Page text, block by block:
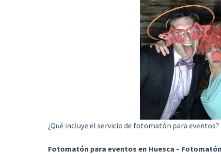
¿Qué incluye el servicio de fotomatón para eventos?
Fotomatón para eventos en Huesca –